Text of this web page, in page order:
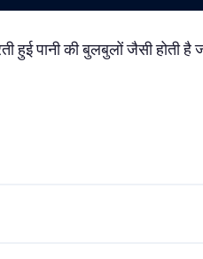
हुई पानी की बुलबुलों जैसी होती